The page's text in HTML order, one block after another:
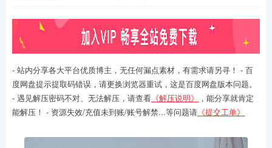
- 站内分享各大平台优质博主，无任何漏点素材，有需求请另寻！ - 百
度网盘提示提取码错误，请更换浏览器重试，这是百度网盘版本问题。
- 遇见解压密码不对、无法解压，请查看 《解压说明》
，能分享就肯定
能解压！ - 资源失效/充值未到账/账号解禁...等问题请 《提交工单》